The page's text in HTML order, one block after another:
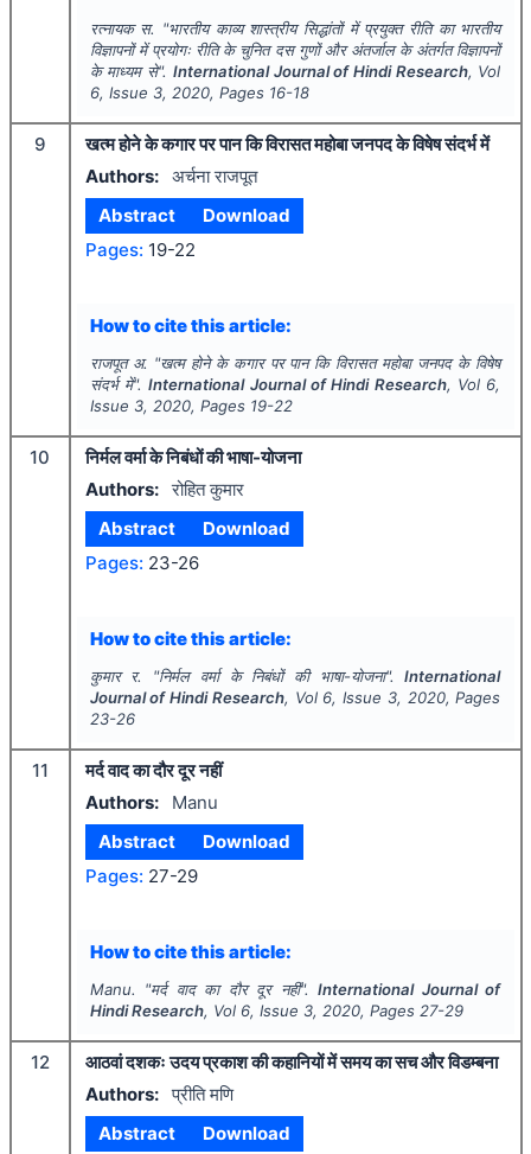
रत्नायक स. "भारतीय काव्य शास्त्रीय सिद्धांतों में प्रयुक्त रीति का भारतीय
विज्ञापनों में प्रयोगः रीति के चुनित दस गुणों और अंतर्जाल के अंतर्गत विज्ञापनों
के माध्यम से". International Journal of Hindi Research, Vol
6, Issue 3, 2020, Pages 16-18
9
खत्म होने के कगार पर पान कि विरासत महोबा जनपद के विषेष संदर्भ में
Authors: अर्चना राजपूत
Abstract
Download
Pages: 19-22
How to cite this article:
राजपूत अ. "खत्म होने के कगार पर पान कि विरासत महोबा जनपद के विषेष
संदर्भ में".International Journal of Hindi Research, Vol 6,
Issue 3, 2020, Pages 19-22
10
निर्मल वर्मा के निबंधों की भाषा-योजना
Authors: रोहित कुमार
Abstract
Download
Pages: 23-26
How to cite this article:
कुमार र. "निर्मल वर्मा के निबंधों की भाषा-योजना".International
Journal of Hindi Research, Vol 6, Issue 3, 2020, Pages
23-26
11
मर्द वाद का दौर दूर नहीं
Authors:
Manu
Abstract
Download
Pages: 27-29
How to cite this article:
Manu. "मर्द वाद का दौर दूर नहीं".International Journal of
Hindi Research, Vol 6, Issue 3, 2020, Pages 27-29
12
आठवां दशकः उदय प्रकाश की कहानियों में समय का सच और विडम्बना
Authors: प्रीति मणि
Abstract
Download